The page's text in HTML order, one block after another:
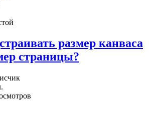
размер канваса
страницы?